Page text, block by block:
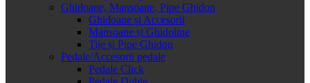
Ghidoane, Mansoane, Pipe Ghidon
Ghidoane și Accesorii
Mansoane și Ghidoline
Tije și Pipe Ghidon
Pedale/Accesorii pedale
Pedale Click